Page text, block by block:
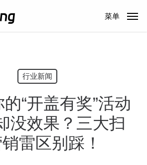
菜单
行业新闻
“开盖有奖”活动
没效果？三大扫
雷区别踩！